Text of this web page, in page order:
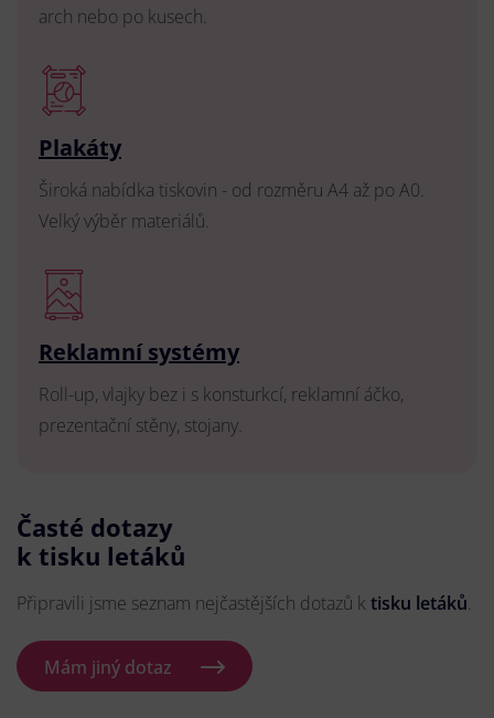
arch nebo po kusech.
Plakáty
Široká nabídka tiskovin - od rozměru A4 až po A0.
Velký výběr materiálů.
Reklamní systémy
Roll-up, vlajky bez i s konsturkcí, reklamní áčko,
prezentační stěny, stojany.
Časté dotazy
k tisku letáků
Připravili jsme seznam nejčastějších dotazů k tisku letáků.
Mám jiný dotaz